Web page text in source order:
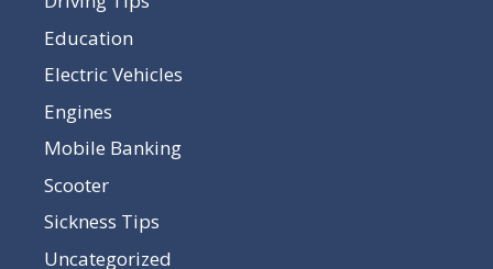
Education
Electric Vehicles
Engines
Mobile Banking
Scooter
Sickness Tips
Uncategorized